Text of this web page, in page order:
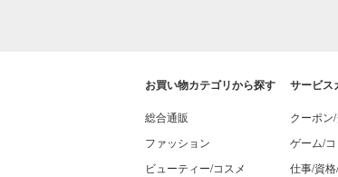
お買い物カテゴリから探す
総合通販
ファッション
ビューティー/コスメ
サービス
クーポン
ゲーム/
仕事/資